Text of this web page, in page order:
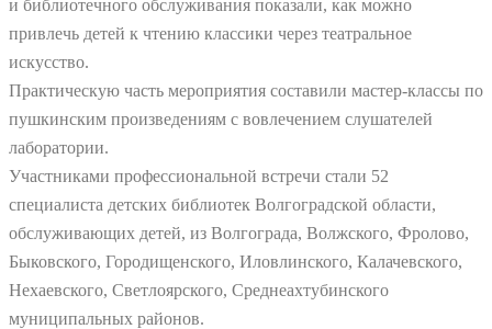
и библиотечного обслуживания показали, как можно
привлечь детей к чтению классики через театральное
искусство.
Практическую часть мероприятия составили мастер-классы по
пушкинским произведениям с вовлечением слушателей
лаборатории.
Участниками профессиональной встречи стали 52
специалиста детских библиотек Волгоградской области,
обслуживающих детей, из Волгограда, Волжского, Фролово,
Быковского, Городищенского, Иловлинского, Калачевского,
Нехаевского, Светлоярского, Среднеахтубинского
муниципальных районов.